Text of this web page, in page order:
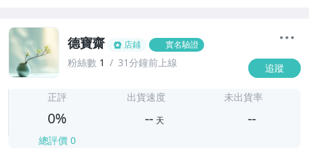
德寶齋 店鋪 實名驗證
粉絲數 1 31分鐘前上線 追蹤
正評
0%
總評價 0
出貨速度
-- 天
未出貨率
--